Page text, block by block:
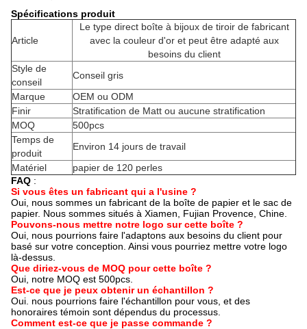
Spécifications produit
Article
Le type direct boîte à bijoux de tiroir de fabricant
avec la couleur d'or et peut être adapté aux
besoins du client
Style de
conseil
Conseil gris
Marque
OEM ou ODM
Finir
Stratification de Matt ou aucune stratification
MOQ
500pcs
Temps de
produit
Environ 14 jours de travail
Matériel
papier de 120 perles
FAQ :
Si vous êtes un fabricant qui a l'usine ?
Oui, nous sommes un fabricant de la boîte de papier et le sac de
papier. Nous sommes situés à Xiamen, Fujian Provence, Chine.
Pouvons-nous mettre notre logo sur cette boîte ?
Oui, nous pourrions faire l'adaptons aux besoins du client pour
basé sur votre conception. Ainsi vous pourriez mettre votre logo
là-dessus.
Que diriez-vous de MOQ pour cette boîte ?
Oui, notre MOQ est 500pcs.
Est-ce que je peux obtenir un échantillon ?
Oui. nous pourrions faire l'échantillon pour vous, et des
honoraires témoin sont dépendus du processus.
Comment est-ce que je passe commande ?